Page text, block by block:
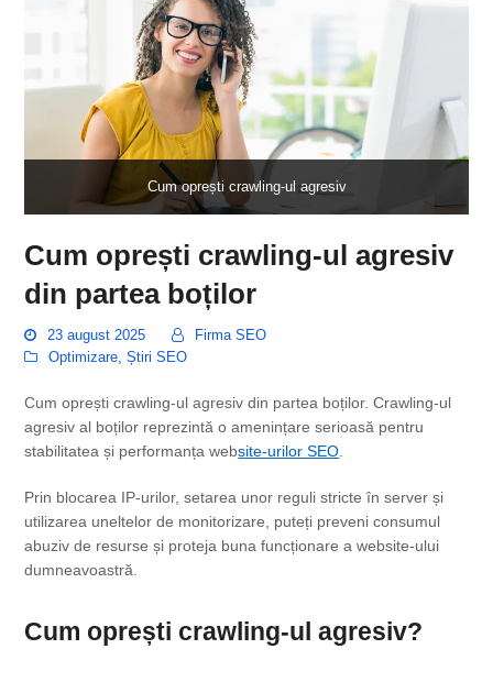
Cum oprești crawling-ul agresiv
Cum oprești crawling-ul agresiv
din partea boților
23 august 2025
Firma SEO
Optimizare ,Știri SEO
Cum oprești crawling-ul agresiv din partea boților. Crawling-ul
agresiv al boților reprezintă o amenințare serioasă pentru
stabilitatea și performanța website-urilor SEO
Prin blocarea IP-urilor, setarea unor reguli stricte în server și
utilizarea uneltelor de monitorizare, puteți preveni consumul
abuziv de resurse și proteja buna funcționare a website-ului
dumneavoastră.
Cum oprești crawling-ul agresiv?